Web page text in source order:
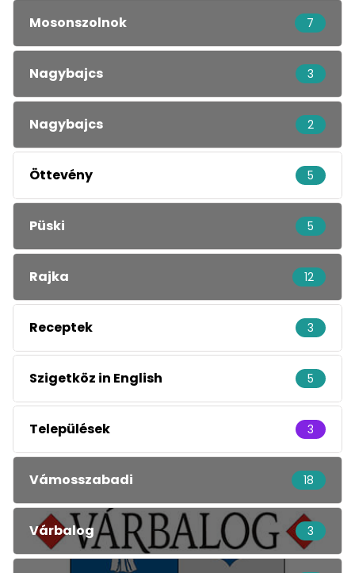
Mosonszolnok 7
Nagybajcs 3
Nagybajcs 2
Öttevény 5
Püski 5
Rajka 12
Receptek 3
Szigetköz in English 5
Települések 3
Vámosszabadi 18
Várbalog 3